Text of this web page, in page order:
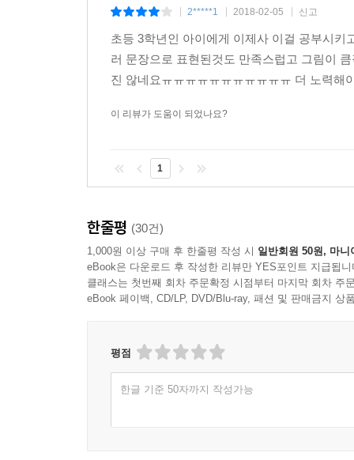
2*****1 2018-02-05 신고
초등 3학년인 아이에게 이제사 이걸 공부시
러 문장으로 표현된것도 만족스럽고 그림이
진 않네요ㅠㅠㅠㅠㅠㅠㅠㅠㅠㅠㅠ 더 노력
이 리뷰가 도움이 되었나요?
1
한줄평 (30건)
1,000원 이상 구매 후 한줄평 작성 시 일반회원 50원, 마니
eBook은 다운로드 후 작성한 리뷰만 YES포인트 지급됩니
클래스는 첫번째 회차 주문확정 시점부터 마지막 회차 주
eBook 페이백, CD/LP, DVD/Blu-ray, 패션 및 판매금지 상
평점
한글 기준 50자까지 작성가능